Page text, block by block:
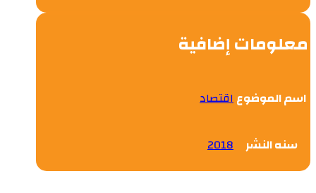
معلومات إضافية
اسم الموضوعاقتصاد
سنه النشر 2018